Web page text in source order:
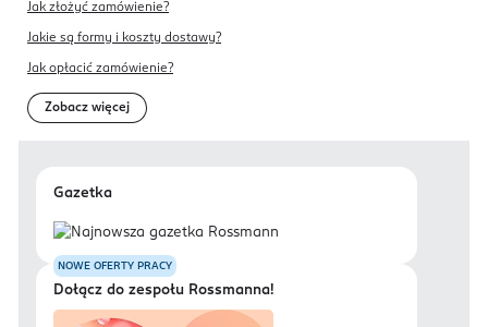
Jak złożyć zamówienie?
Jakie są formy i koszty dostawy?
Jak opłacić zamówienie?
Zobacz więcej
Gazetka
NOWE OFERTY PRACY
Dołącz do zespołu Rossmanna!